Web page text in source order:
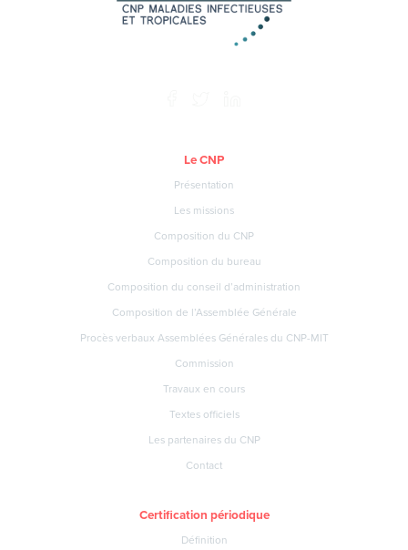
Le CNP
Présentation
Les missions
Composition du CNP
Composition du bureau
Composition du conseil d’administration
Composition de l’Assemblée Générale
Procès verbaux Assemblées Générales du CNP-MIT
Commission
Travaux en cours
Textes officiels
Les partenaires du CNP
Contact
Certification périodique
Définition